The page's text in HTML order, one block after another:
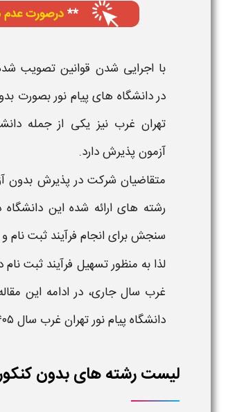
دردانشگاه های پیام نور بصورت
تهران غرب نیز یکی از جمله
آزمونپذیرش دارد.
متقاضیان شرکت در پذیرش بدون
رشته هایارائه شده ایندانشگاه
سنجش برای انجام فرآیند ثبت نام
لذا به منظور تسهیل فرآیند ثبت نام
غرب سالجاری، در ادامه این
دانشگاه پیام نور تهران غرب سال ۱۴۰۵
لیست رشته های بدون کنکور